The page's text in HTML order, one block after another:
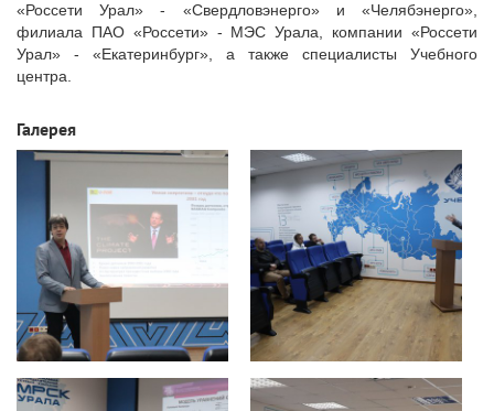
«Россети Урал» - «Свердловэнерго» и «Челябэнерго»,
филиала ПАО «Россети» - МЭС Урала, компании «Россети
Урал» - «Екатеринбург», а также специалисты Учебного
центра.
Галерея